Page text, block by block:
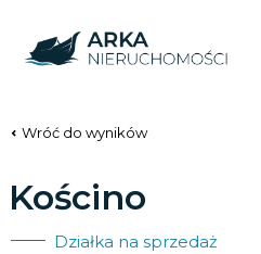
Wróć do wyników
Kościno
Działka na sprzedaż